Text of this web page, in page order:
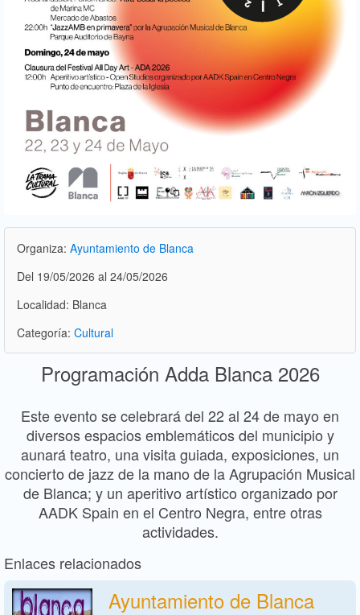
Organiza: Ayuntamiento de Blanca
Del 19/05/2026 al 24/05/2026
Localidad: Blanca
Categoría: Cultural
Programación Adda Blanca 2026
Este evento se celebrará del 22 al 24 de mayo en
diversos espacios emblemáticos del municipio y
aunará teatro, una visita guiada, exposiciones, un
concierto de jazz de la mano de la Agrupación Musical
de Blanca; y un aperitivo artístico organizado por
AADK Spain en el Centro Negra, entre otras
actividades.
Enlaces relacionados
Ayuntamiento de Blanca